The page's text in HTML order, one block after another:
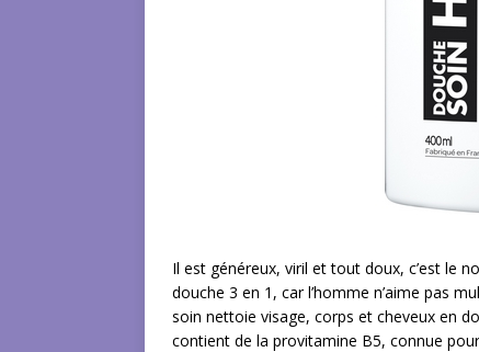
Il est généreux, viril et tout doux, c’est le
douche 3 en 1, car l’homme n’aime pas
soin nettoie visage, corps et cheveux en
contient de la provitamine B5, connue